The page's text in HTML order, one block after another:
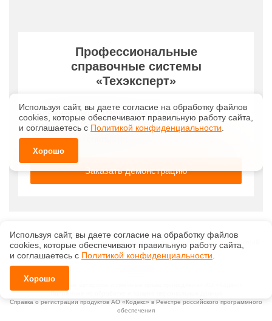
©ООО "ИнформИнтеллект", 2026, v2.12.20 revision: 67b0ca1b
ОКВЭД: 63.11.1, Коды видов деятельности в области информационных технологий:
1.01, 3.01
Ценовая политика
Исключительные авторские и смежные права принадлежат АО «Кодекс».
Справка о регистрации продуктов АО «Кодекс» в Реестре российского программного
обеспечения
Используя сайт, вы даете согласие на обработку файлов
сооkiеs, которые обеспечивают правильную работу сайта,
и соглашаетесь с Политикой конфиденциальности
Хорошо